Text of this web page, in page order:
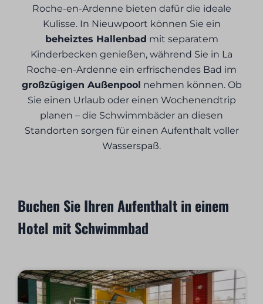
Roche-en-Ardenne bieten dafür die ideale
Kulisse. In Nieuwpoort können Sie ein
beheiztes Hallenbad mit separatem
Kinderbecken genießen, während Sie in La
Roche-en-Ardenne ein erfrischendes Bad im
großzügigen Außenpool nehmen können. Ob
Sie einen Urlaub oder einen Wochenendtrip
planen – die Schwimmbäder an diesen
Standorten sorgen für einen Aufenthalt voller
Wasserspaß.
Buchen Sie Ihren Aufenthalt in einem
Hotel mit Schwimmbad